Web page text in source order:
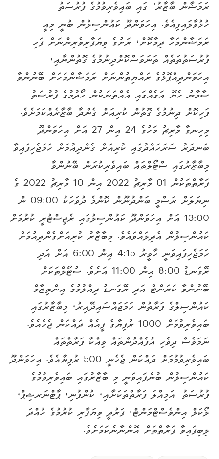
ރަމަޟާން ބާޒާރު" ގައި ބައިވެރިވުމުގެ ފުރުސަތު
ހުޅުވާލައިފިއެވެ. އިހަވަންދޫ ކައުންސިލުން ބުނީ މިއީ
ރަމަޟާންމަހާ ދިމާކޮށް، ރަށުގެ ވިޔަފާރިވެރިންނަށް ފަހި
ފުރުސަތުތަތެއް ތަނަވަސްކޮށްދިނުމުގެ ގޮތުންނާއި،
އިހަވަންދިއްޕޮޅުގެ ރައްޔިތުންނަށް ރަމަޟާންމަހަށް ބޭނުންވާ
ސާމާނު ހެޔޮ އަގެއްގައި އެއްތަނަކުން ހޯދުމުގެ ފުރުސަތު
ފަހިކޮށް ދިނުމުގެ ގޮތުން ކުރިއަށް ގެންދާ ބާޒާރެއްކަމަށެވެ.
މިހިނގާ މާރިޗު މަހުގެ 24 އިން 27 އަށް އިހަވަންދޫ
ބަނދަރު ސަރަހައްދުގައި ކުރިއަށް ގެންދިއުމަށް ހަމަޖެހިފައިވާ
މިބާޒާރުގައި ސްޓޯލްތައް ބައިވެރިކުރަން ބޭނުންވާ
ފަރާތްތަކުން 01 މާރިޗު 2022 އިން 10 މާރިޗު 2022 ގެ
ނިޔަލަށް ރަސްމީ ބަންދުނޫން ކޮންމެ ދުވަހަކު 09:00 ން
13:00 އަށް އިހަވަންދޫ ކައުންސިލުގައި ރެޖިސްޓުރީ ކުރުމަށް
ކައުންސިލުން އެދިލައްވައެވެ. މިބާޒާރު ކުރިއަށްގެންދިއުމަށް
ހަމަޖެހިފައިވަނީ ހާވީރު 4:15 އިން 6:00 އަށް އަދި
ރޭގަނޑު 8:00 އިން 11:00 އަށެވެ. ސުޓޯލްތަކަށް
ބޭނުންވާ ކަރަންޓް އަދި ރޭގަނޑު ދިއްލުމުގެ އިންތިޒާމް
ކައުންސިލްގެ ފަރާތުން ހަމަޖައްސައިދޭއިރު، މިބާޒާރުގައި
ބައިވެރިވުމަށް 1000 ރުފިޔާގެ ފީއެއް ދައްކަން ޖެހެއެވެ.
ނަމަވެސް ދިވެހި އުފެއްދުންތައް ވިއްކާ ފަރާތްތައް
ބައިވެރިވުމުމަށް ދައްކަން ޖެހެނީ 500 ރުފިޔާއެވެ. އިހަވަންދޫ
ކައުންސިލުން ބުނެފައިވަނީ މި ބާޒާރުގައި ބައިވެރިވުމުގެ
ފުރުސަތު އަމިއްލަ ފަރާތްތަކަށާއި، ކުންފުނި، ޕާޓްނަރޝިޕް،
ލޯކަލް އިންވެސްޓްމަންޓް، ފަރުދީ ވިޔަފާރި ކުރުމުގެ ހުއްދަ
ލިބިފައިވާ ފަރާތްތަށް އޮންނާނެކަމަށެވެ.